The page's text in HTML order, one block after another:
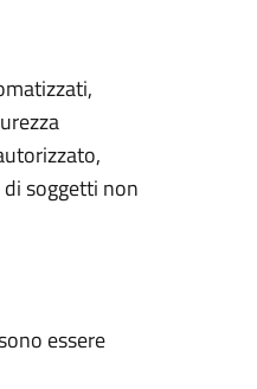
soggetti non
essere